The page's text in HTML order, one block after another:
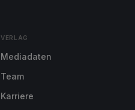
VERLAG
Mediadaten
Team
Karriere